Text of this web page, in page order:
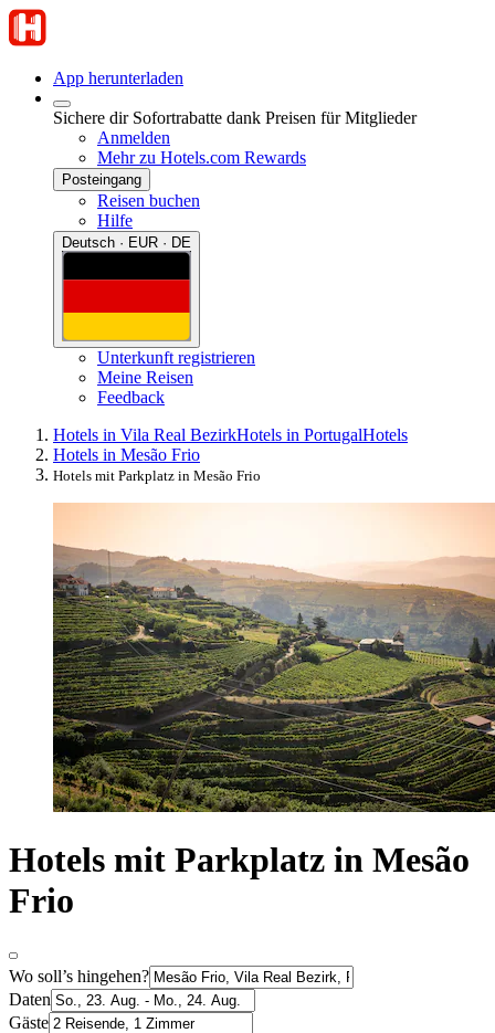
App herunterladen
Sichere dir Sofortrabatte dank Preisen für Mitglieder
Anmelden
Mehr zu Hotels.com Rewards
Posteingang
Reisen buchen
Hilfe
Deutsch · EUR · DE
Unterkunft registrieren
Meine Reisen
Feedback
Hotels in Vila Real BezirkHotels in PortugalHotels
Hotels in Mesão Frio
Hotels mit Parkplatz in Mesão Frio
Hotels mit Parkplatz in Mesão
Frio
Wo soll’s hingehen?
Daten
Gäste